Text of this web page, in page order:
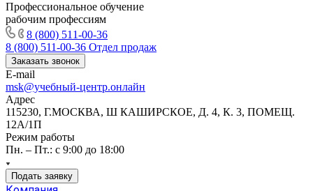
Профессиональное обучение
рабочим профессиям
8 (800) 511-00-36
8 (800) 511-00-36 Отдел продаж
Заказать звонок
E-mail
msk@учебный-центр.онлайн
Адрес
115230, Г.МОСКВА, Ш КАШИРСКОЕ, Д. 4, К. 3, ПОМЕЩ.
12А/1П
Режим работы
Пн. – Пт.: с 9:00 до 18:00
Подать заявку